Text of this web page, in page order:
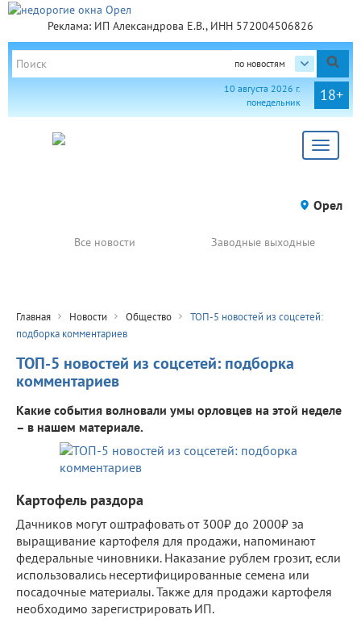
Реклама: ИП Александрова Е.В., ИНН 572004506826
по новостям
18+
10 августа 2026 г.
понедельник
Toggle
Орел
Все новости Заводные выходные
Главная Новости Общество
ТОП-5 новостей из соцсетей:
подборка комментариев
ТОП-5 новостей из соцсетей: подборка
комментариев
Какие события волновали умы орловцев на этой неделе
– в нашем материале.
Картофель раздора
Дачников могут оштрафовать от 300₽ до 2000₽ за
выращивание картофеля для продажи, напоминают
федеральные чиновники. Наказание рублем грозит, если
использовались несертифицированные семена или
посадочные материалы. Также для продажи картофеля
необходимо зарегистрировать ИП.